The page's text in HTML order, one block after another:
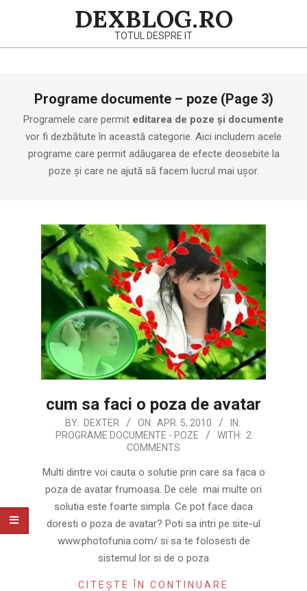
DEXBLOG.RO
TOTUL DESPRE IT
Navigation
Menu
Programe documente – poze (Page 3)
Programele care permit editarea de poze și documente
vor fi dezbătute în această categorie. Aici includem acele
programe care permit adăugarea de efecte deosebite la
poze și care ne ajută să facem lucrul mai ușor.
cum sa faci o poza de avatar
2010-BY: DEXTER ON: APR. 5, 2010
IN:
PROGRAME DOCUMENTE - POZE
WITH: 2
COMMENTS
Multi dintre voi cauta o solutie prin care sa faca o
poza de avatar frumoasa. De cele mai multe ori
solutia este foarte simpla. Ce pot face daca
doresti o poza de avatar? Poti sa intri pe site-ul
www.photofunia.com/ si sa te folosesti de
sistemul lor si de o poza
CITEȘTE ÎN CONTINUARE